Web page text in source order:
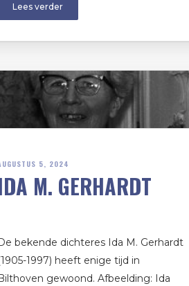
Lees verder
5, 2024
M. GERHARDT
De bekende dichteres Ida M. Gerhardt
1997) heeft enige tijd in
Bilthoven gewoond. Afbeelding: Ida